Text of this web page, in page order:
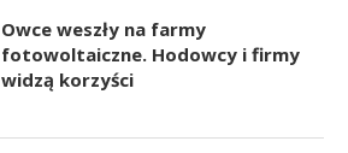
Owce weszły na farmy
fotowoltaiczne. Hodowcy i firmy
widzą korzyści